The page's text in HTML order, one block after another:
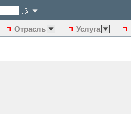
Отрасль Услуга